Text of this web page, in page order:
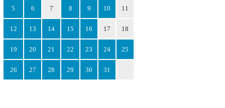
5 6 7 8 9 10 11
12 13 14 15 16 17 18
19 20 21 22 23 24 25
26 27 28 29 30 31